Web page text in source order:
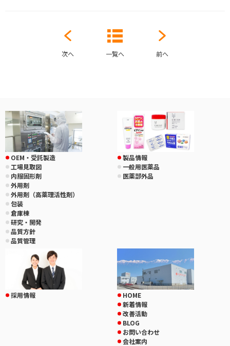
一覧へ
次へ 前へ
OEM・受託製造
工場見取図
内服固形剤
外用剤
外用剤（高薬理活性剤）
包装
倉庫棟
研究・開発
品質方針
品質管理
製品情報
一般用医薬品
医薬部外品
採用情報
HOME
新着情報
改善活動
BLOG
お問い合わせ
会社案内